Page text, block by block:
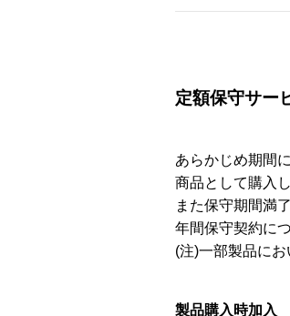
定額保守サー
あらかじめ期間
商品として購入
また保守期間満
年間保守契約に
(注)一部製品に
製品購入時加入